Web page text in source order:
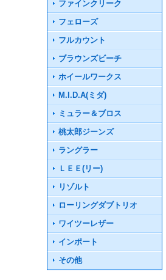
ファインクリーク
フェローズ
フルカウント
ブラウンズビーチ
ホイールワークス
M.I.D.A(ミダ)
ミュラー＆ブロス
桃太郎ジーンズ
ラングラー
ＬＥＥ(リー)
リゾルト
ローリングダブトリオ
ワイツーレザー
インポート
その他